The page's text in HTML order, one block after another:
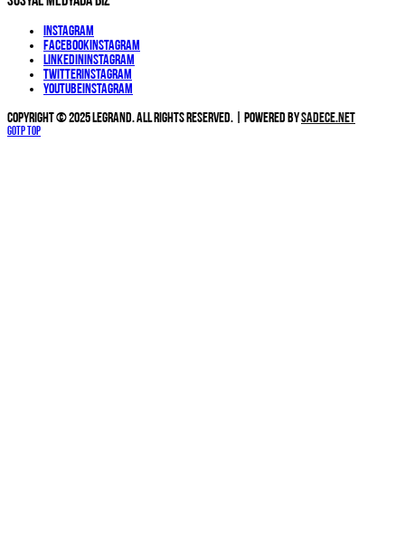
Instagram
FacebookInstagram
LinkedinInstagram
TwitterInstagram
YouTubeInstagram
Copyright © 2025 Legrand. All Rights Reserved. | Powered bySadece.NET
Gotp Top